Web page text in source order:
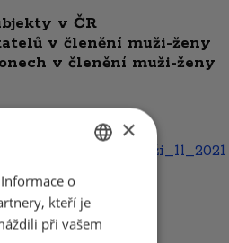
v ČR
v členění muži-ženy
v členění muži-ženy
ENGLISH
×
o
kteří je
při vašem